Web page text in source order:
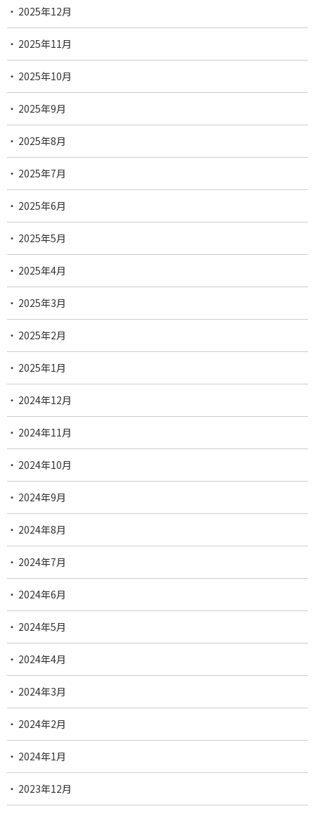
2025年12月
2025年11月
2025年10月
2025年9月
2025年8月
2025年7月
2025年6月
2025年5月
2025年4月
2025年3月
2025年2月
2025年1月
2024年12月
2024年11月
2024年10月
2024年9月
2024年8月
2024年7月
2024年6月
2024年5月
2024年4月
2024年3月
2024年2月
2024年1月
2023年12月